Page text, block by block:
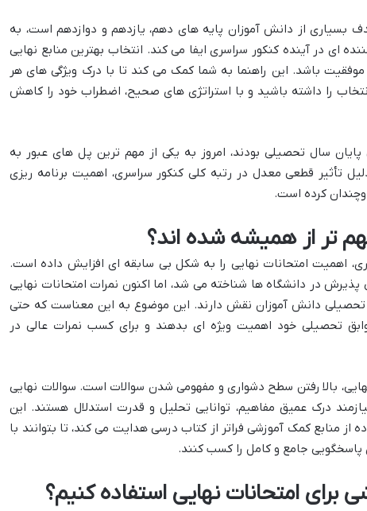
نهایی، هدف بسیاری از دانش آموزان پایه های دهم، یازدهم و دوازدهم است، به
ای در آینده کنکور سراسری ایفا می کند. انتخاب بهترین منابع نهایی
باشد. این راهنما به شما کمک می کند تا با درک ویژگی های هر
را داشته باشید و با استراتژی های صحیح، اضطراب خود را کاهش
پایان سال تحصیلی بودند، امروز به یکی از مهم ترین پل های عبور به
تأثیر قطعی معدل در رتبه کلی کنکور سراسری، اهمیت برنامه ریزی
کرده است.
تر از همیشه شده اند؟
اهمیت امتحانات نهایی را به شکل بی سابقه ای افزایش داده است.
پذیرش در دانشگاه ها شناخته می شد، اما اکنون نمرات امتحانات نهایی
دانش آموزان نقش دارند. این موضوع به این معناست که حتی
تحصیلی خود اهمیت ویژه ای بدهند و برای کسب نمرات عالی در
بالا رفتن سطح دشواری و مفهومی شدن سوالات است. سوالات نهایی
درک عمیق مفاهیم، توانایی تحلیل و قدرت استدلال هستند. این
از منابع کمک آموزشی فراتر از کتاب درسی هدایت می کند، تا بتوانند با
پاسخگویی جامع و کامل را کسب کنند.
برای امتحانات نهایی استفاده کنیم؟